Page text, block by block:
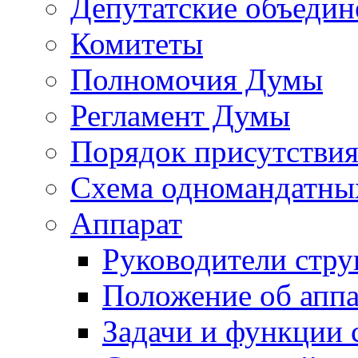
Депутатские
Комитеты
Полномочия Думы
Регламент Думы
Порядок
Схема
Аппарат
Руководители
Положение об
Задачи и функции